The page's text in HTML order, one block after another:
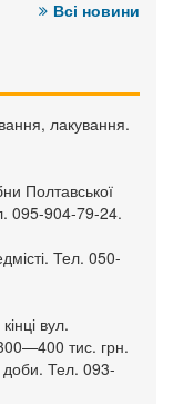
Всі новини
лакування.
Полтавської
095-904-79-24.
Тел. 050-
вул.
тис. грн.
доби. Тел. 093-